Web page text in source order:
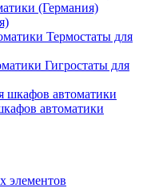
(Германия)
Термостаты для
Гигростаты для
автоматики
элементов